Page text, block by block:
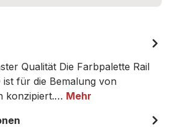
Qualität Die Farbpalette Rail
für die Bemalung von
konzipiert.… Mehr